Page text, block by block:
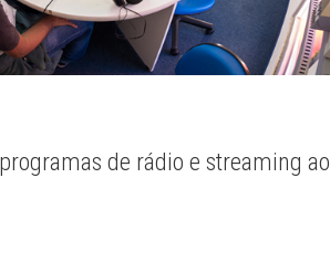
de rádio e streaming ao